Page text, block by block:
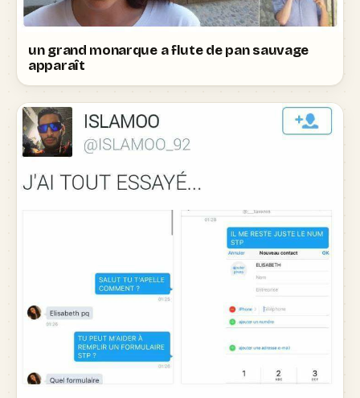
un grand monarque a flute de pan sauvage
apparaît